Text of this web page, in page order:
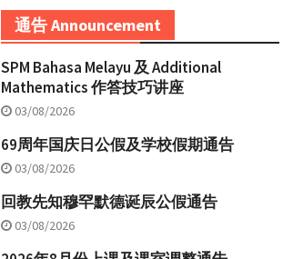
通告 Announcement
SPM Bahasa Melayu 及 Additional
Mathematics 作答技巧讲座
03/08/2026
69周年国庆日公假及学校假期通告
03/08/2026
回教先知穆罕默德诞辰公假通告
03/08/2026